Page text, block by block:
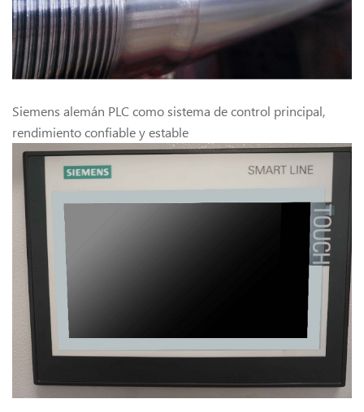
Siemens alemán PLC como sistema de control principal,
rendimiento confiable y estable